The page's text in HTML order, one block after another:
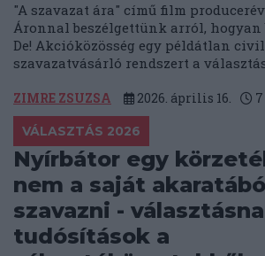
"A szavazat ára" című film
Áronnal beszélgettünk arról, hogyan
De! Akcióközösség egy példátlan
szavazatvásárló rendszert a
ZIMRE ZSUZSA 2026. április 16. 7
VÁLASZTÁS 2026
Nyírbátor egy
nem a saját
szavazni -
tudósítások a